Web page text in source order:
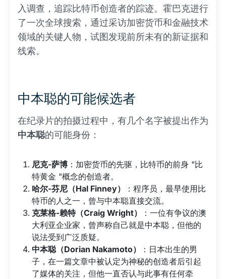
入调查，追踪比特币创造者的踪迹。霍巴克进行
了一次全球搜索，通过采访加密货币和金融技术
领域的关键人物，试图发现前所未有的新证据和
线索。
中本聪的可能候选者
在纪录片的拍摄过程中，有几个名字被提出作为
中本聪的可能身份：
尼克-萨博 ：加密货币的先驱，比特币的前身 "比
特黄金 "概念的创造者。
哈尔-芬尼（Hal Finney）
：程序员，最早使用比
特币的人之一，曾与中本聪直接交流。
克莱格-赖特（Craig Wright）
：一位有争议的澳
大利亚企业家，曾声称自己就是中本聪，但他的
说法受到广泛质疑。
中本聪（Dorian Nakamoto）
：日本出生的男
子，在一篇文章中被认定为神秘的创造者后引起
了媒体的关注，但他一直否认与此事有任何牵